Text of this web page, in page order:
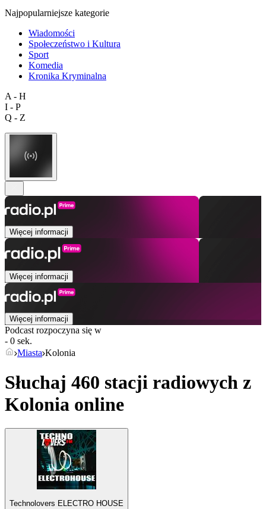
Najpopularniejsze kategorie
Wiadomości
Społeczeństwo i Kultura
Sport
Komedia
Kronika Kryminalna
A - H
I - P
Q - Z
Więcej informacji
Więcej informacji
Więcej informacji
Podcast rozpoczyna się w
- 0 sek.
Miasta Kolonia
Słuchaj 460 stacji radiowych z
Kolonia online
Technolovers ELECTRO HOUSE